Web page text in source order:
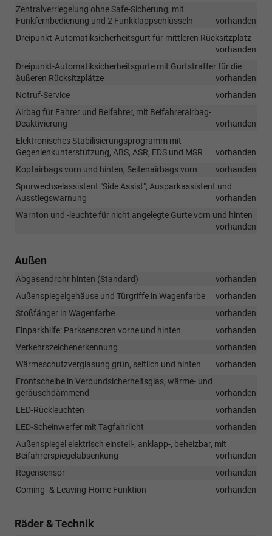
Zentralverriegelung ohne Safe-Sicherung, mit
Funkfernbedienung und 2 Funkklappschlüsseln
vorhanden
Dreipunkt-Automatiksicherheitsgurt für mittleren Rücksitzplatz
vorhanden
Dreipunkt-Automatiksicherheitsgurte mit Gurtstraffer für die
äußeren Rücksitzplätze
vorhanden
Notruf-Service
vorhanden
Airbag für Fahrer und Beifahrer, mit Beifahrerairbag-
Deaktivierung
vorhanden
Elektronisches Stabilisierungsprogramm mit
Gegenlenkunterstützung, ABS, ASR, EDS und MSR
vorhanden
Kopfairbags vorn und hinten, Seitenairbags vorn
vorhanden
Spurwechselassistent "Side Assist", Ausparkassistent und
Ausstiegswarnung
vorhanden
Warnton und -leuchte für nicht angelegte Gurte vorn und hinten
vorhanden
Außen
Abgasendrohr hinten (Standard)
vorhanden
Außenspiegelgehäuse und Türgriffe in Wagenfarbe
vorhanden
Stoßfänger in Wagenfarbe
vorhanden
Einparkhilfe: Parksensoren vorne und hinten
vorhanden
Verkehrszeichenerkennung
vorhanden
Wärmeschutzverglasung grün, seitlich und hinten
vorhanden
Frontscheibe in Verbundsicherheitsglas, wärme- und
geräuschdämmend
vorhanden
LED-Rückleuchten
vorhanden
LED-Scheinwerfer mit Tagfahrlicht
vorhanden
Außenspiegel elektrisch einstell-, anklapp-, beheizbar, mit
Beifahrerspiegelabsenkung
vorhanden
Regensensor
vorhanden
Coming- & Leaving-Home Funktion
vorhanden
Räder & Technik